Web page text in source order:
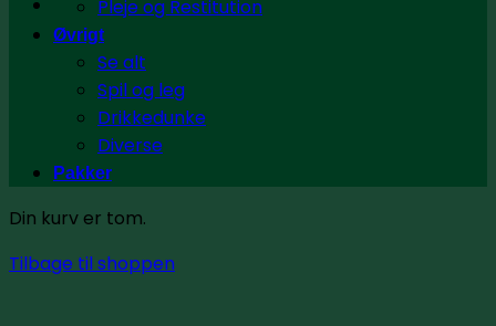
Pleje og Restitution
Øvrigt
Se alt
Spil og leg
Drikkedunke
Diverse
Pakker
Din kurv er tom.
Tilbage til shoppen